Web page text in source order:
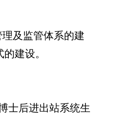
及监管体系的建
建设。
士后进出站系统生